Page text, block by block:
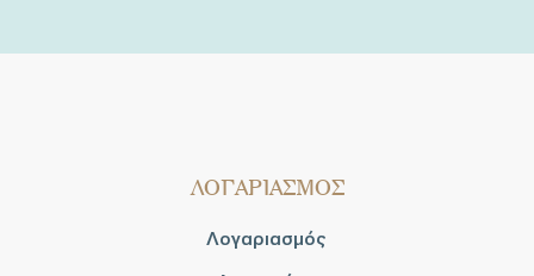
ΛΟΓΑΡΙΑΣΜΟΣ
Λογαριασμός